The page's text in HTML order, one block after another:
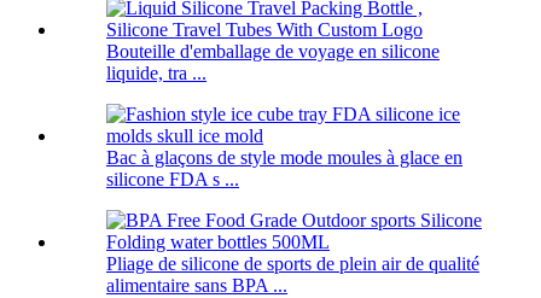
Bouteille d'emballage de voyage en silicone
liquide, tra ...
Bac à glaçons de style mode moules à glace en
silicone FDA s ...
Pliage de silicone de sports de plein air de qualité
alimentaire sans BPA ...